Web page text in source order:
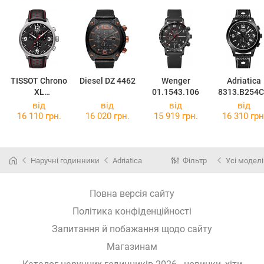
TISSOT Chrono
XL
T116.617.16.0
57.02
Diesel DZ 4462
Wenger
01.1543.106
Adriatica
від
16 110 грн.
від
16 020 грн.
від
15 919 грн.
від
16 310
Наручні годинники Adriatica Фільтр Усі моделі
Повна версія сайту
Політика конфіденційності
Запитання й побажання щодо сайту
Магазинам